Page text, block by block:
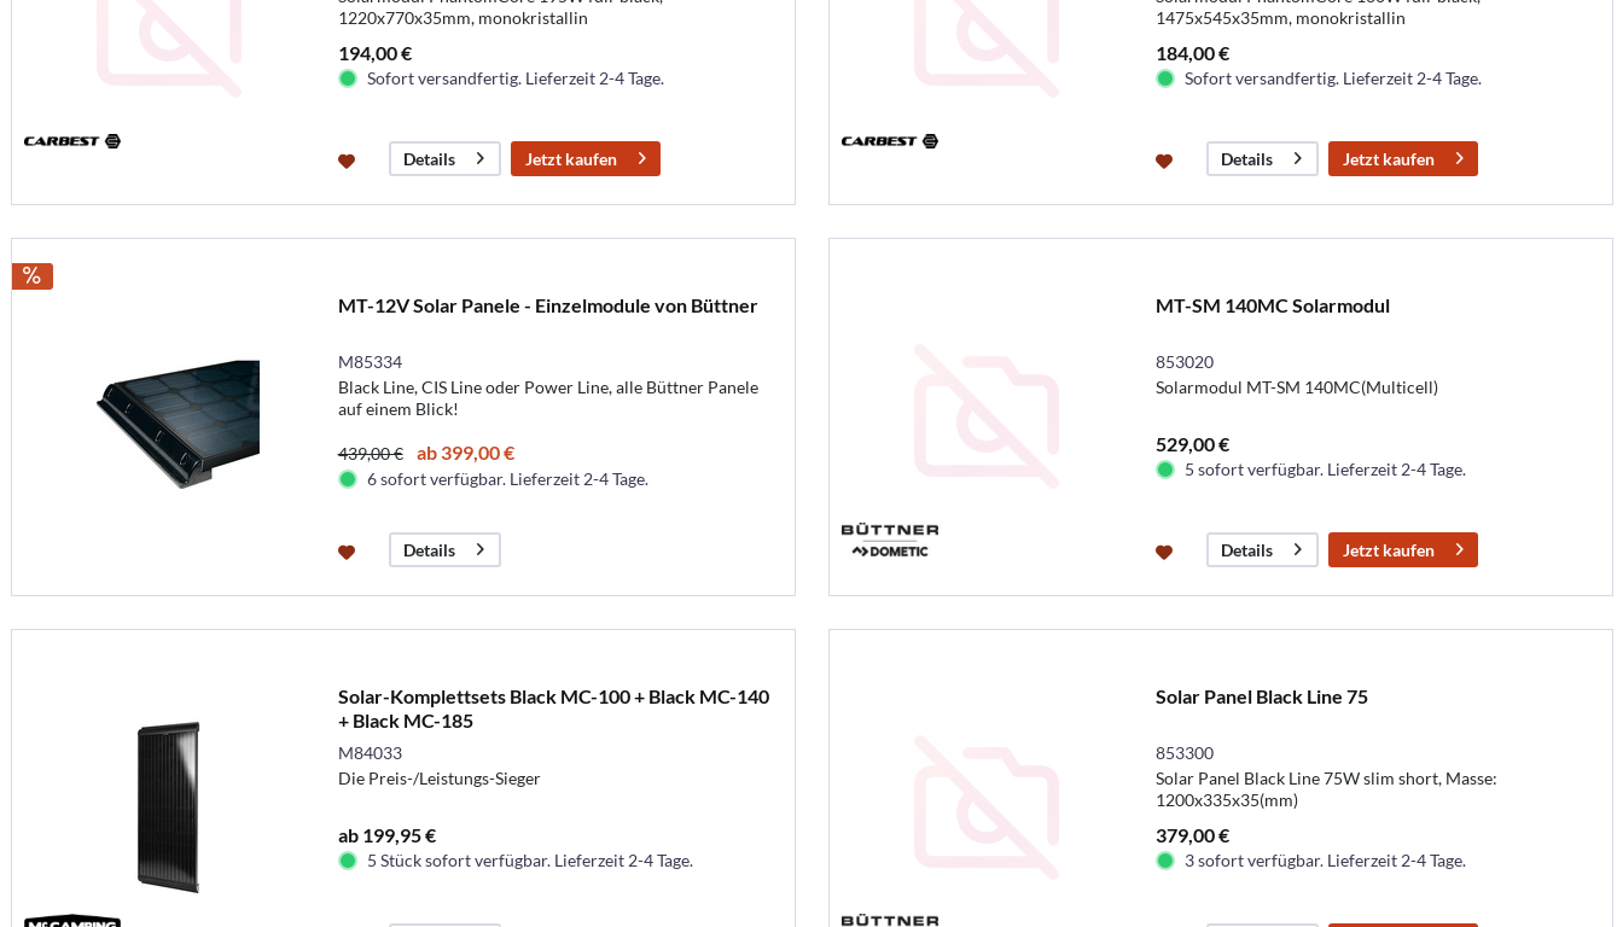
1220x770x35mm, monokristallin
194,00 €
Sofort versandfertig. Lieferzeit 2-4 Tage.
Details Jetzt kaufen
1475x545x35mm, monokristallin
184,00 €
Sofort versandfertig. Lieferzeit 2-4 Tage.
Details Jetzt kaufen
MT-12V Solar Panele - Einzelmodule von Büttner
M85334
Black Line, CIS Line oder Power Line, alle Büttner Panele
auf einem Blick!
439,00 € ab 399,00 €
6 sofort verfügbar. Lieferzeit 2-4 Tage.
Details
MT-SM 140MC Solarmodul
853020
Solarmodul MT-SM 140MC(Multicell)
529,00 €
5 sofort verfügbar. Lieferzeit 2-4 Tage.
Details Jetzt kaufen
Solar-Komplettsets Black MC-100 + Black MC-140
+ Black MC-185
M84033
Die Preis-/Leistungs-Sieger
ab 199,95 €
5 Stück sofort verfügbar. Lieferzeit 2-4 Tage.
Solar Panel Black Line 75
853300
Solar Panel Black Line 75W slim short, Masse:
1200x335x35(mm)
379,00 €
3 sofort verfügbar. Lieferzeit 2-4 Tage.